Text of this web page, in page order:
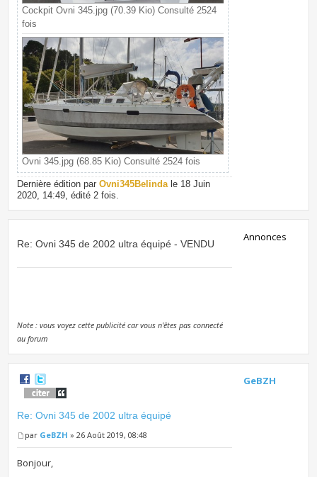
Cockpit Ovni 345.jpg (70.39 Kio) Consulté 2524
fois
Ovni 345.jpg (68.85 Kio) Consulté 2524 fois
Dernière édition parOvni345Belindale 18 Juin
2020, 14:49, édité 2 fois.
Re: Ovni 345 de 2002 ultra équipé - VENDU
Note : vous voyez cette publicité car vous n'êtes pas connecté
au forum
Annonces
Re: Ovni 345 de 2002 ultra équipé
par GeBZH » 26 Août 2019, 08:48
Bonjour,
GeBZH